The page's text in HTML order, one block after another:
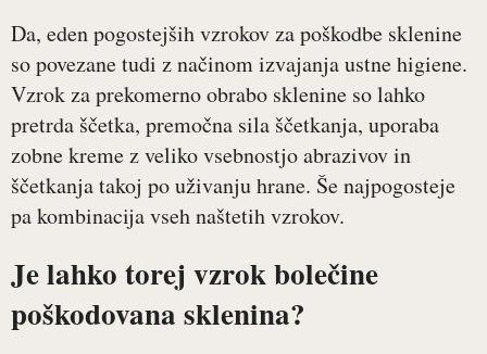
Da, eden pogostejših vzrokov za poškodbe sklenine
so povezane tudi z načinom izvajanja ustne higiene.
Vzrok za prekomerno obrabo sklenine so lahko
pretrda ščetka, premočna sila ščetkanja, uporaba
zobne kreme z veliko vsebnostjo abrazivov in
ščetkanja takoj po uživanju hrane. Še najpogosteje
pa kombinacija vseh naštetih vzrokov.
Je lahko torej vzrok bolečine
poškodovana sklenina?